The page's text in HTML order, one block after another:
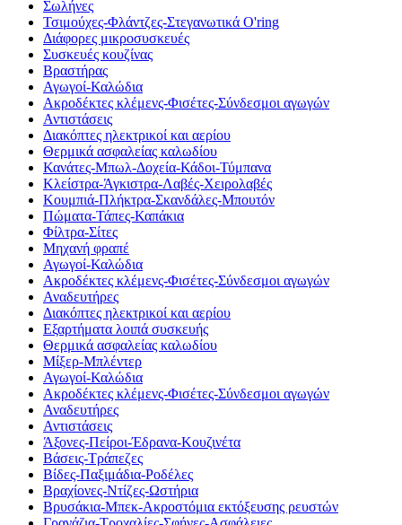
Σωλήνες
Τσιμούχες-Φλάντζες-Στεγανωτικά O'ring
Διάφορες μικροσυσκευές
Συσκευές κουζίνας
Βραστήρας
Αγωγοί-Καλώδια
Ακροδέκτες κλέμενς-Φισέτες-Σύνδεσμοι αγωγών
Αντιστάσεις
Διακόπτες ηλεκτρικοί και αερίου
Θερμικά ασφαλείας καλωδίου
Κανάτες-Μπωλ-Δοχεία-Κάδοι-Τύμπανα
Κλείστρα-Άγκιστρα-Λαβές-Χειρολαβές
Κουμπιά-Πλήκτρα-Σκανδάλες-Μπουτόν
Πώματα-Τάπες-Καπάκια
Φίλτρα-Σίτες
Μηχανή φραπέ
Αγωγοί-Καλώδια
Ακροδέκτες κλέμενς-Φισέτες-Σύνδεσμοι αγωγών
Αναδευτήρες
Διακόπτες ηλεκτρικοί και αερίου
Εξαρτήματα λοιπά συσκευής
Θερμικά ασφαλείας καλωδίου
Μίξερ-Μπλέντερ
Αγωγοί-Καλώδια
Ακροδέκτες κλέμενς-Φισέτες-Σύνδεσμοι αγωγών
Αναδευτήρες
Αντιστάσεις
Άξονες-Πείροι-Έδρανα-Κουζινέτα
Βάσεις-Τράπεζες
Βίδες-Παξιμάδια-Ροδέλες
Βραχίονες-Ντίζες-Ωστήρια
Βρυσάκια-Μπεκ-Ακροστόμια εκτόξευσης ρευστών